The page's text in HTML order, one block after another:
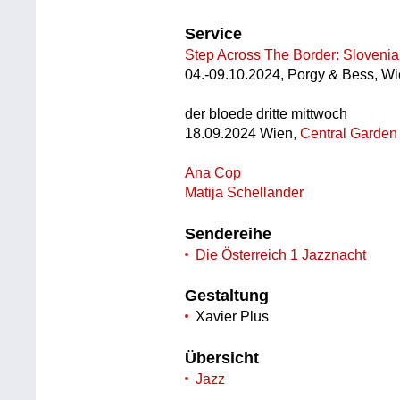
Service
Step Across The Border: Slovenia
04.-09.10.2024, Porgy & Bess,
der bloede dritte mittwoch
18.09.2024 Wien,Central Garden
Ana Cop
Matija Schellander
Sendereihe
Die Österreich 1 Jazznacht
Gestaltung
Xavier Plus
Übersicht
Jazz